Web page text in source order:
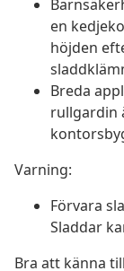
en
höjden
Breda
rullgardin
Varning:
Förvara
Sladdar
Bra att känna